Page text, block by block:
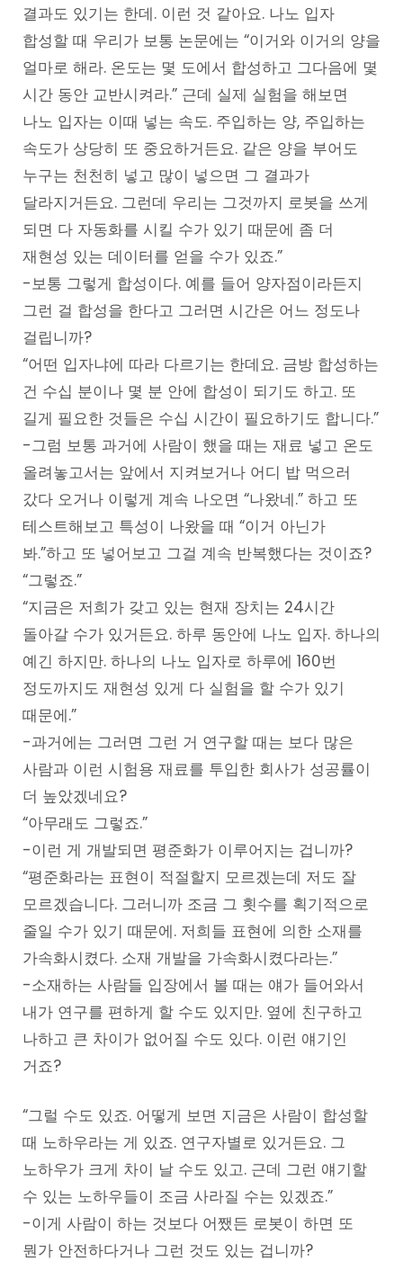
결과도 있기는 한데. 이런 것 같아요. 나노 입자
합성할 때 우리가 보통 논문에는 “이거와 이거의 양을
얼마로 해라. 온도는 몇 도에서 합성하고 그다음에 몇
시간 동안 교반시켜라.” 근데 실제 실험을 해보면
나노 입자는 이때 넣는 속도. 주입하는 양, 주입하는
속도가 상당히 또 중요하거든요. 같은 양을 부어도
누구는 천천히 넣고 많이 넣으면 그 결과가
달라지거든요. 그런데 우리는 그것까지 로봇을 쓰게
되면 다 자동화를 시킬 수가 있기 때문에 좀 더
재현성 있는 데이터를 얻을 수가 있죠.”
-보통 그렇게 합성이다. 예를 들어 양자점이라든지
그런 걸 합성을 한다고 그러면 시간은 어느 정도나
걸립니까?
“어떤 입자냐에 따라 다르기는 한데요. 금방 합성하는
건 수십 분이나 몇 분 안에 합성이 되기도 하고. 또
길게 필요한 것들은 수십 시간이 필요하기도 합니다.”
-그럼 보통 과거에 사람이 했을 때는 재료 넣고 온도
올려놓고서는 앞에서 지켜보거나 어디 밥 먹으러
갔다 오거나 이렇게 계속 나오면 “나왔네.” 하고 또
테스트해보고 특성이 나왔을 때 “이거 아닌가
봐.”하고 또 넣어보고 그걸 계속 반복했다는 것이죠?
“그렇죠.”
“지금은 저희가 갖고 있는 현재 장치는 24시간
돌아갈 수가 있거든요. 하루 동안에 나노 입자. 하나의
예긴 하지만. 하나의 나노 입자로 하루에 160번
정도까지도 재현성 있게 다 실험을 할 수가 있기
때문에.”
-과거에는 그러면 그런 거 연구할 때는 보다 많은
사람과 이런 시험용 재료를 투입한 회사가 성공률이
더 높았겠네요?
“아무래도 그렇죠.”
-이런 게 개발되면 평준화가 이루어지는 겁니까?
“평준화라는 표현이 적절할지 모르겠는데 저도 잘
모르겠습니다. 그러니까 조금 그 횟수를 획기적으로
줄일 수가 있기 때문에. 저희들 표현에 의한 소재를
가속화시켰다. 소재 개발을 가속화시켰다라는.”
-소재하는 사람들 입장에서 볼 때는 얘가 들어와서
내가 연구를 편하게 할 수도 있지만. 옆에 친구하고
나하고 큰 차이가 없어질 수도 있다. 이런 얘기인
거죠?
“그럴 수도 있죠. 어떻게 보면 지금은 사람이 합성할
때 노하우라는 게 있죠. 연구자별로 있거든요. 그
노하우가 크게 차이 날 수도 있고. 근데 그런 얘기할
수 있는 노하우들이 조금 사라질 수는 있겠죠.”
-이게 사람이 하는 것보다 어쨌든 로봇이 하면 또
뭔가 안전하다거나 그런 것도 있는 겁니까?